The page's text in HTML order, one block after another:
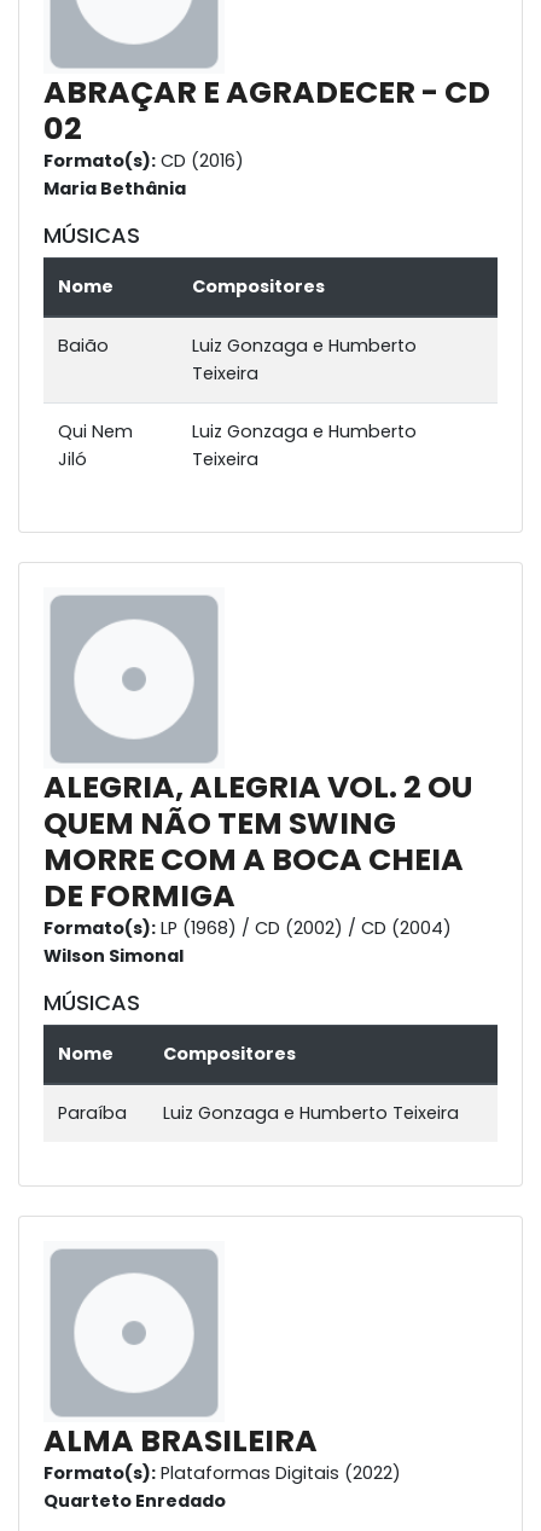
ABRAÇAR E AGRADECER - CD
02
Formato(s): CD (2016)
Maria Bethânia
MÚSICAS
Nome Compositores
Baião
Luiz Gonzaga e Humberto
Teixeira
Qui Nem
Jiló
Luiz Gonzaga e Humberto
Teixeira
ALEGRIA, ALEGRIA VOL. 2 OU
QUEM NÃO TEM SWING
MORRE COM A BOCA CHEIA
DE FORMIGA
Formato(s): LP (1968) / CD (2002) / CD (2004)
Wilson Simonal
MÚSICAS
Nome Compositores
Paraíba Luiz Gonzaga e Humberto Teixeira
ALMA BRASILEIRA
Formato(s): Plataformas Digitais (2022)
Quarteto Enredado